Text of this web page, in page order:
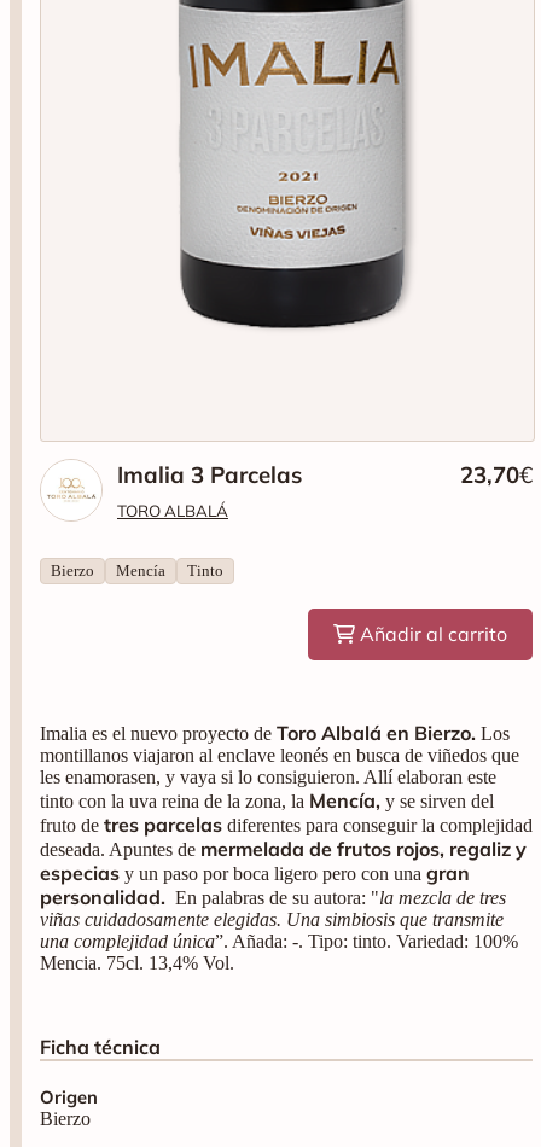
Imalia 3 Parcelas
TORO ALBALÁ
23,70€
Bierzo Mencía Tinto
Añadir al carrito
Imalia es el nuevo proyecto de Toro Albalá en Bierzo. Los
montillanos viajaron al enclave leonés en busca de viñedos que
les enamorasen, y vaya si lo consiguieron. Allí elaboran este
tinto con la uva reina de la zona, la Mencía, y se sirven del
fruto de tres parcelas diferentes para conseguir la complejidad
deseada. Apuntes de mermelada de frutos rojos, regaliz y
especias y un paso por boca ligero pero con una gran
personalidad. En palabras de su autora: "la mezcla de tres
viñas cuidadosamente elegidas. Una simbiosis que transmite
una complejidad única”. Añada: -. Tipo: tinto. Variedad: 100%
Mencia. 75cl. 13,4% Vol.
Ficha técnica
Origen
Bierzo